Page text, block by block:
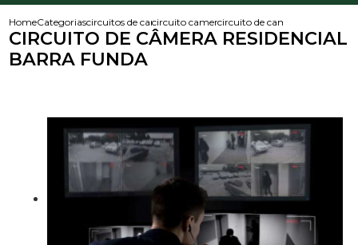
HomeCategoriascircuitos de camerascircuito camera de segurancacircuito de camera residencial
CIRCUITO DE CÂMERA RESIDENCIAL
BARRA FUNDA